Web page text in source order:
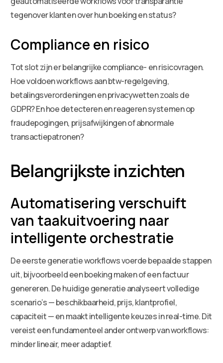
tegenover klanten over hun boeking en status?
Compliance en risico
Tot slot zijn er belangrijke compliance- en risicovragen.
Hoe voldoen workflows aan btw-regelgeving,
betalingsverordeningen en privacywetten zoals de
GDPR? En hoe detecteren en reageren systemen op
fraudepogingen, prijsafwijkingen of abnormale
transactiepatronen?
Belangrijkste inzichten
Automatisering verschuift
van taakuitvoering naar
intelligente orchestratie
De eerste generatie workflows voerde bepaalde stappen
uit, bijvoorbeeld een boeking maken of een factuur
genereren. De huidige generatie analyseert volledige
scenario’s — beschikbaarheid, prijs, klantprofiel,
capaciteit — en maakt intelligente keuzes in real-time. Dit
vereist een fundamenteel ander ontwerp van workflows:
minder lineair, meer adaptief.